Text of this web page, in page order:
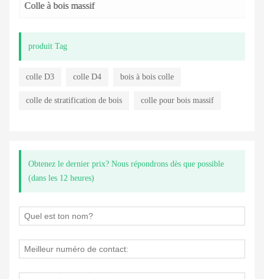
Colle à bois massif
produit Tag
colle D3 colle D4 bois à bois colle
colle de stratification de bois colle pour bois massif
Obtenez le dernier prix? Nous répondrons dès que possible
(dans les 12 heures)